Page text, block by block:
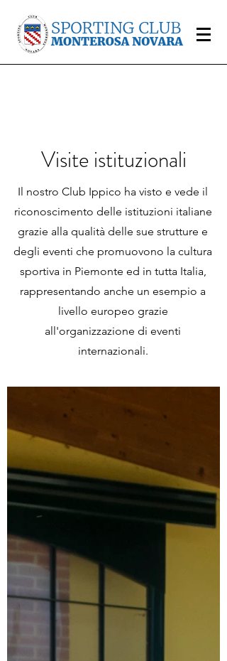
Visite istituzionali
Il nostro Club Ippico ha visto e vede il
riconoscimento delle istituzioni italiane
grazie alla qualità delle sue strutture e
degli eventi che promuovono la cultura
sportiva in Piemonte ed in tutta Italia,
rappresentando anche un esempio a
livello europeo grazie
all'organizzazione di eventi
internazionali.